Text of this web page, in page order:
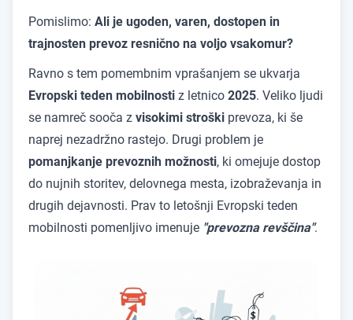
Pomislimo: Ali je ugoden, varen, dostopen in
trajnosten prevoz resnično na voljo vsakomur?
Ravno s tem pomembnim vprašanjem se ukvarja
Evropski teden mobilnosti z letnico 2025. Veliko ljudi
se namreč sooča z visokimi stroški prevoza, ki še
naprej nezadržno rastejo. Drugi problem je
pomanjkanje prevoznih možnosti, ki omejuje dostop
do nujnih storitev, delovnega mesta, izobraževanja in
drugih dejavnosti. Prav to letošnji Evropski teden
mobilnosti pomenljivo imenuje "prevozna revščina".